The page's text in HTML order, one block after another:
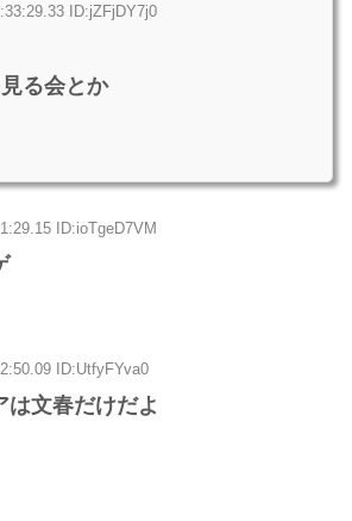
ID:jZFjDY7j0
る会とか
ID:ioTgeD7VM
ID:UtfyFYva0
は文春だけだよ